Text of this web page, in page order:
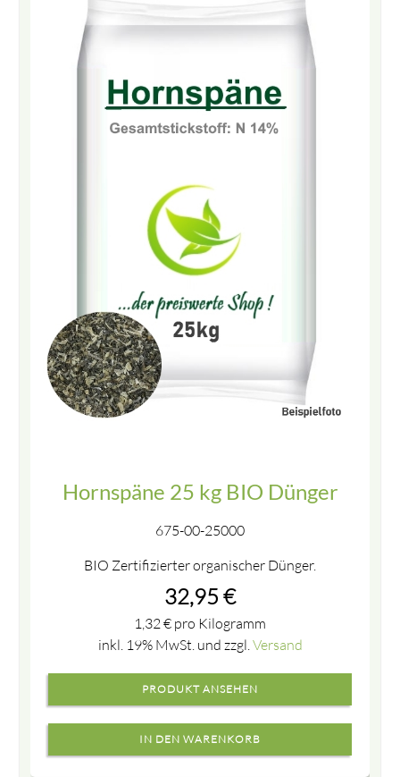
Hornspäne 25 kg BIO Dünger
675-00-25000
BIO Zertifizierter organischer Dünger.
32,95 €
1,32€ pro Kilogramm
inkl. 19% MwSt. und zzgl.Versand
PRODUKT ANSEHEN